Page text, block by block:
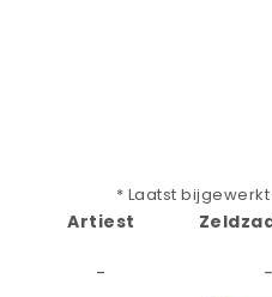
* Laatst
Artiest
- -